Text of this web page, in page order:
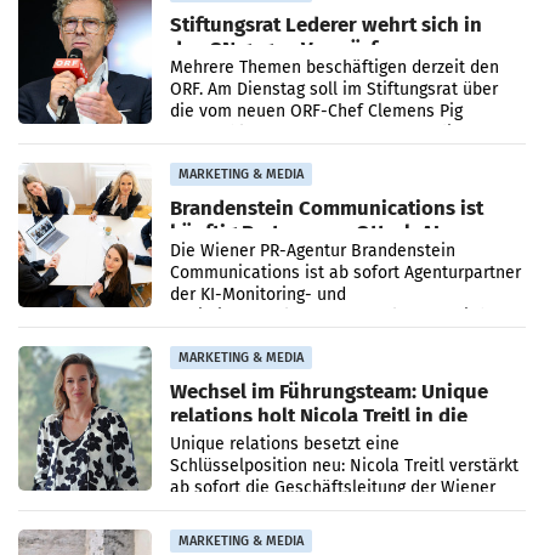
Stiftungsrat Lederer wehrt sich in
den SN gegen Vorwürfe
Mehrere Themen beschäftigen derzeit den
ORF. Am Dienstag soll im Stiftungsrat über
die vom neuen ORF-Chef Clemens Pig
MARKETING & MEDIA
Brandenstein Communications ist
künftig Partner von OtterlyAI
Die Wiener PR-Agentur Brandenstein
Communications ist ab sofort Agenturpartner
der KI-Monitoring- und
MARKETING & MEDIA
Wechsel im Führungsteam: Unique
relations holt Nicola Treitl in die
Geschäftsleitung
Unique relations besetzt eine
Schlüsselposition neu: Nicola Treitl verstärkt
ab sofort die Geschäftsleitung der Wiener
PR-Agentur an der Seite von Josef Kalina und
Anna Kalina-Mahr.
MARKETING & MEDIA